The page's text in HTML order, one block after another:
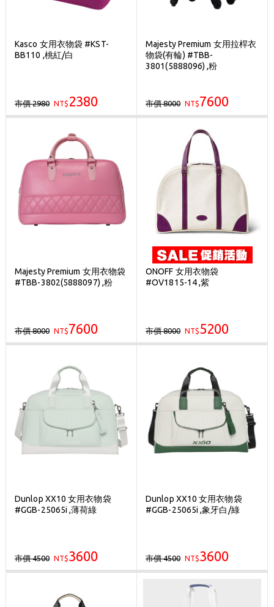
Kasco 女用衣物袋 #KST-
BB110 ,桃紅/白
市價 2980 NT$ 2380
Majesty Premium 女用拉桿衣
物袋(有輪) #TBB-
3801(5888096) ,粉
市價 8000 NT$7600
Majesty Premium 女用衣物袋
#TBB-3802(5888097) ,粉
市價 8000 NT$7600
ONOFF 女用衣物袋
#OV1815-14 ,紫
市價 8000 NT$5200
Dunlop XX10 女用衣物袋
#GGB-25065i ,薄荷綠
市價 4500 NT$3600
Dunlop XX10 女用衣物袋
#GGB-25065i ,象牙白/綠
市價 4500 NT$3600